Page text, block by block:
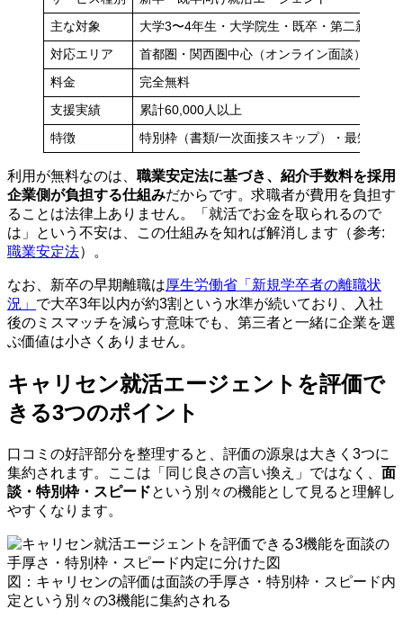
主な対象 大学3〜4年生・大学院生・既卒・第二新卒
対応エリア 首都圏・関西圏中心（オンライン面談）
料金 完全無料
支援実績 累計60,000人以上
特徴 特別枠（書類/一次面接スキップ）・最短2週
利用が無料なのは、 職業安定法に基づき、紹介手数料を採用
企業側が負担する仕組みだからです。求職者が費用を負担す
ることは法律上ありません。「就活でお金を取られるので
は」という不安は、この仕組みを知れば解消します（参考:
職業安定法）。
なお、新卒の早期離職は厚生労働省「新規学卒者の離職状
況」 で大卒3年以内が約3割という水準が続いており、入社
後のミスマッチを減らす意味でも、第三者と一緒に企業を選
ぶ価値は小さくありません。
キャリセン就活エージェントを評価で
きる3つのポイント
口コミの好評部分を整理すると、評価の源泉は大きく3つに
集約されます。ここは「同じ良さの言い換え」ではなく、 面
談・特別枠・スピードという別々の機能として見ると理解し
やすくなります。
図：キャリセンの評価は面談の手厚さ・特別枠・スピード内
定という別々の3機能に集約される